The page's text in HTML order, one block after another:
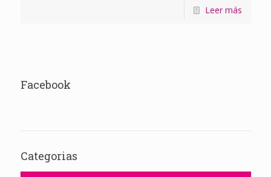
Leer más
Facebook
Categorias